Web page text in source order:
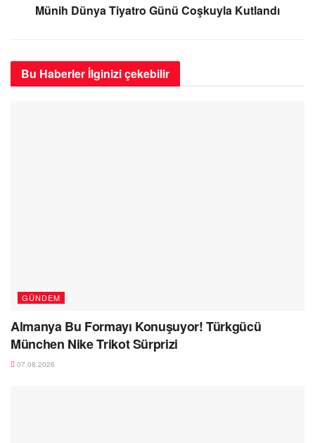
Münih Dünya Tiyatro Günü Coşkuyla Kutlandı
Bu Haberler İlginizi çekebilir
GÜNDEM
Almanya Bu Formayı Konuşuyor! Türkgücü
München Nike Trikot Sürprizi
07.08.2026